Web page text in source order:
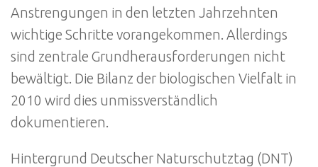
Anstrengungen in den letzten Jahrzehnten
wichtige Schritte vorangekommen. Allerdings
sind zentrale Grundherausforderungen nicht
bewältigt. Die Bilanz der biologischen Vielfalt in
2010 wird dies unmissverständlich
dokumentieren.
Hintergrund Deutscher Naturschutztag (DNT)